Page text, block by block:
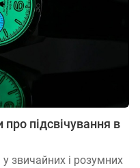
підсвічування в
звичайних і розумних